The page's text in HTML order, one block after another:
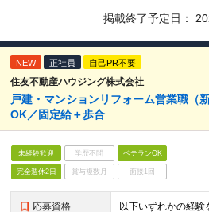
掲載終了予定日：
NEW 正社員 自己PR不要
住友不動産ハウジング株式会社
戸建・マンションリフォーム営業職（
OK／固定給＋歩合
未経験歓迎 学歴不問 ベテランOK
完全週休2日 賞与複数月 面接1回
応募資格